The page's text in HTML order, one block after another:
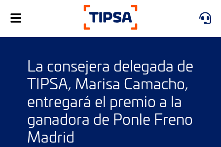
Alternar
navegación
La consejera delegada de
TIPSA, Marisa Camacho,
entregará el premio a la
ganadora de Ponle Freno
Madrid